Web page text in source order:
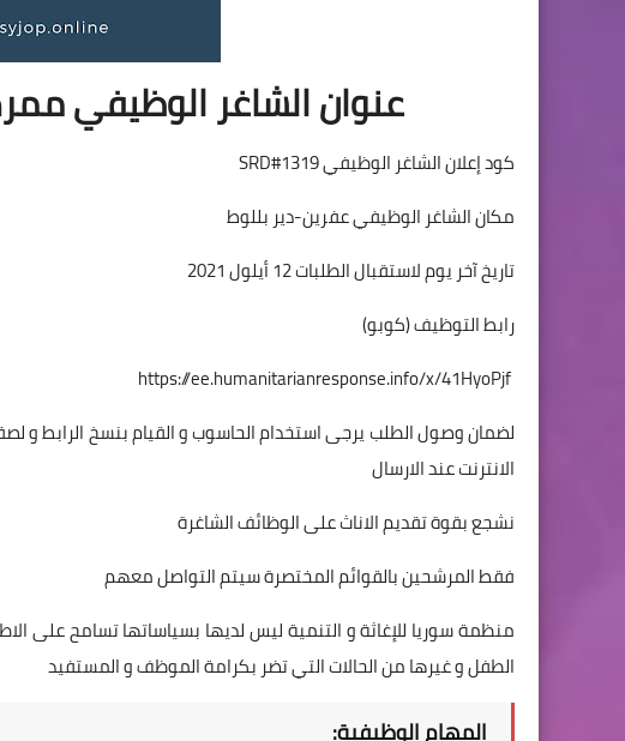
عنوان الشاغر الوظيفي
كود إعلان الشاغر الوظيفي SRD#1319
مكان الشاغر الوظيفي عفرين-دير بللوط
تاريخ آخر يوم لاستقبال الطلبات 12 أيلول 2021
رابط التوظيف (كوبو)
https://ee.humanitarianresponse.info/x/41HyoPjf
لضمان وصول الطلب يرجى استخدام الحاسوب و القيام بنسخ الرابط و
الانترنت عند الارسال
نشجع بقوة تقديم الاناث على الوظائف الشاغرة
فقط المرشحين بالقوائم المختصرة سيتم التواصل معهم
منظمة سوريا للإغاثة و التنمية ليس لديها بسياساتها تسامح على
الطفل و غيرها من الحالات التي تضر بكرامة الموظف و المستفيد
المهام الوظيفية: